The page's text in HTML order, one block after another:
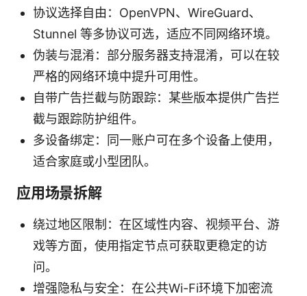
协议选择自由：OpenVPN、WireGuard、
Stunnel 等多协议可选，适应不同网络环境。
伪装与混淆：部分服务器支持混淆，可以在较
严格的网络环境中提升可用性。
自带广告拦截与防跟踪：某些版本提供广告拦
截与跟踪防护组件。
多设备绑定：同一账户可在多个设备上使用，
适合家庭或小型团队。
应用场景拆解
绕过地区限制：在区域性内容、视频平台、游
戏等方面，使用指定节点可获取更稳定的访
问。
增强隐私与安全：在公共Wi-Fi环境下加密流